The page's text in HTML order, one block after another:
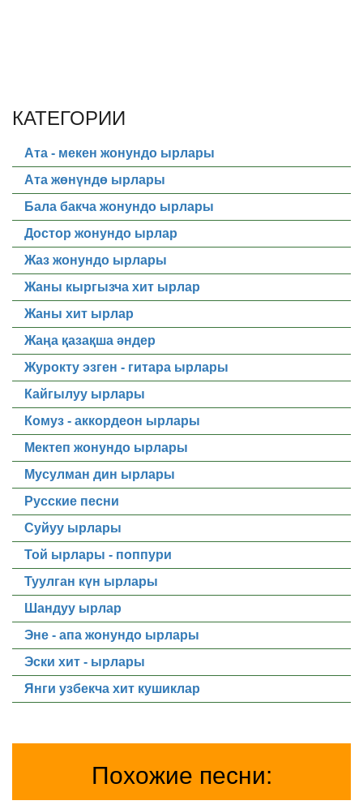
КАТЕГОРИИ
Ата - мекен жонундо ырлары
Ата жөнүндө ырлары
Бала бакча жонундо ырлары
Достор жонундо ырлар
Жаз жонундо ырлары
Жаны кыргызча хит ырлар
Жаны хит ырлар
Жаңа қазақша әндер
Журокту эзген - гитара ырлары
Кайгылуу ырлары
Комуз - аккордеон ырлары
Мектеп жонундо ырлары
Мусулман дин ырлары
Русские песни
Суйуу ырлары
Той ырлары - поппури
Туулган күн ырлары
Шандуу ырлар
Эне - апа жонундо ырлары
Эски хит - ырлары
Янги узбекча хит кушиклар
Похожие песни: